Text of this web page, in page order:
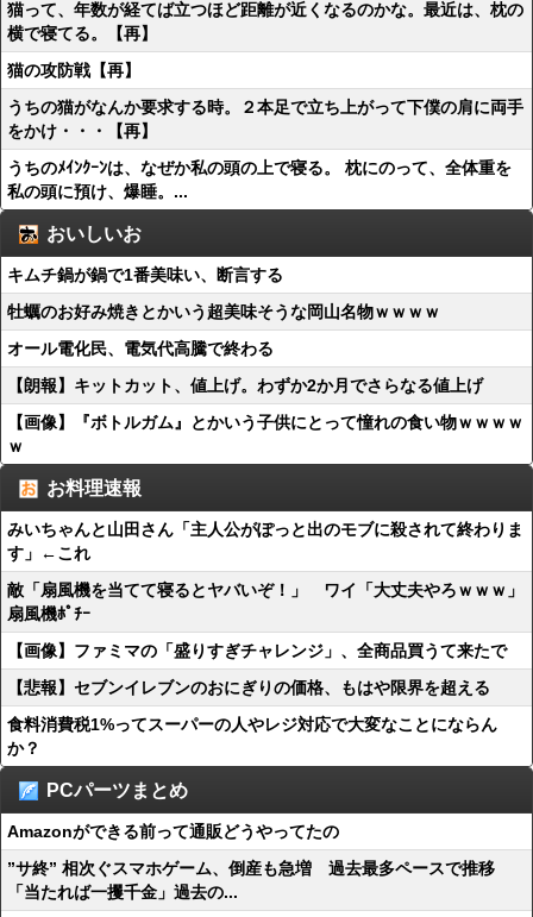
猫って、年数が経てば立つほど距離が近くなるのかな。最近は、枕の
横で寝てる。【再】
猫の攻防戦【再】
うちの猫がなんか要求する時。２本足で立ち上がって下僕の肩に両手
をかけ・・・【再】
うちのﾒｲﾝｸｰﾝは、なぜか私の頭の上で寝る。 枕にのって、全体重を
私の頭に預け、爆睡。...
おいしいお
キムチ鍋が鍋で1番美味い、断言する
牡蠣のお好み焼きとかいう超美味そうな岡山名物ｗｗｗｗ
オール電化民、電気代高騰で終わる
【朗報】キットカット、値上げ。わずか2か月でさらなる値上げ
【画像】『ボトルガム』とかいう子供にとって憧れの食い物ｗｗｗｗ
ｗ
お料理速報
みいちゃんと山田さん「主人公がぽっと出のモブに殺されて終わりま
す」←これ
敵「扇風機を当てて寝るとヤバいぞ！」 ワイ「大丈夫やろｗｗｗ」
扇風機ﾎﾟﾁｰ
【画像】ファミマの「盛りすぎチャレンジ」、全商品買うて来たで
【悲報】セブンイレブンのおにぎりの価格、もはや限界を超える
食料消費税1%ってスーパーの人やレジ対応で大変なことにならん
か？
PCパーツまとめ
Amazonができる前って通販どうやってたの
”サ終” 相次ぐスマホゲーム、倒産も急増 過去最多ペースで推移
「当たれば一攫千金」過去の...